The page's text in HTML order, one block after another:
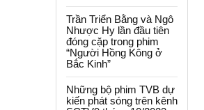
Trần Triển Bằng và Ngô
Nhược Hy lần đầu tiên
đóng cặp trong phim
“Người Hồng Kông ở
Bắc Kinh”
Những bộ phim TVB dự
kiến phát sóng trên kênh